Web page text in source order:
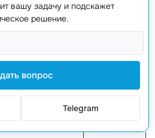
для интернет-
продуктов
онлайн-рекламы 500
вашу задачу и подскажет
решение.
вопрос
Telegram